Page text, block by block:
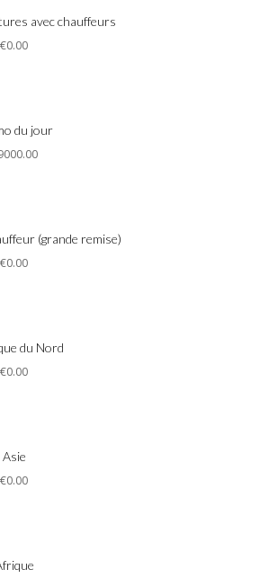
avec chauffeurs
€0.00
du jour
(grande remise)
€0.00
du Nord
€0.00
Asie
€0.00